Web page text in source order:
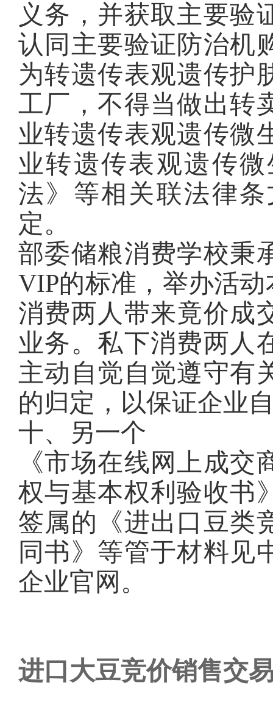
义务，并获取主要验
认同主要验证防治机
为转遗传表观遗传护
工厂，不得当做出转
业转遗传表观遗传微
业转遗传表观遗传
法》等相关联法律
定。
部委储粮消费学校秉
VIP的标准，举办活
消费两人带来竟价成
业务。私下消费两人
主动自觉自觉遵守有
的归定，以保证企业
十、另一个
《市场在线网上成
权与基本权利验收书
签属的《进出口豆类
同书》等管于材料见
企业官网。
进口大豆竞价销售交